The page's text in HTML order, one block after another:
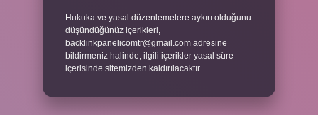
Hukuka ve yasal düzenlemelere aykırı olduğunu
düşündüğünüz içerikleri,
backlinkpanelicomtr@gmail.com adresine
bildirmeniz halinde, ilgili içerikler yasal süre
içerisinde sitemizden kaldırılacaktır.